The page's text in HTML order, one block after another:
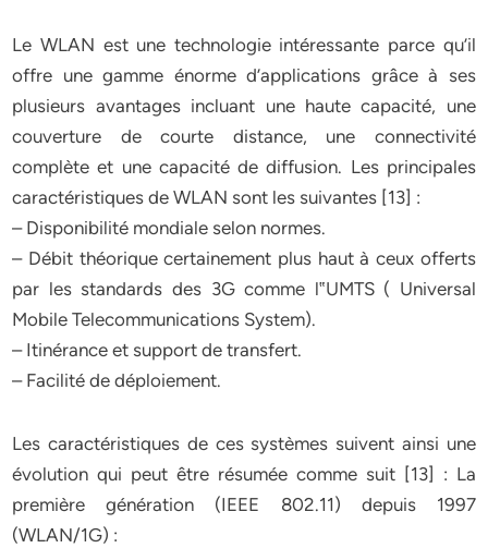
Le WLAN est une technologie intéressante parce qu’il
offre une gamme énorme d’applications grâce à ses
plusieurs avantages incluant une haute capacité, une
couverture de courte distance, une connectivité
complète et une capacité de diffusion. Les principales
caractéristiques de WLAN sont les suivantes [13] :
– Disponibilité mondiale selon normes.
– Débit théorique certainement plus haut à ceux offerts
par les standards des 3G comme l‟UMTS ( Universal
Mobile Telecommunications System).
– Itinérance et support de transfert.
– Facilité de déploiement.
Les caractéristiques de ces systèmes suivent ainsi une
évolution qui peut être résumée comme suit [13] : La
première génération (IEEE 802.11) depuis 1997
(WLAN/1G) :